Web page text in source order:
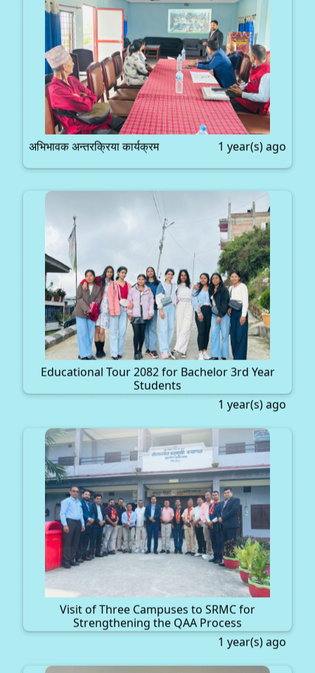
अभिभावक अन्तरक्रिया कार्यक्रम 1 year(s) ago
Educational Tour 2082 for Bachelor 3rd Year
Students
1 year(s) ago
Visit of Three Campuses to SRMC for
Strengthening the QAA Process
1 year(s) ago